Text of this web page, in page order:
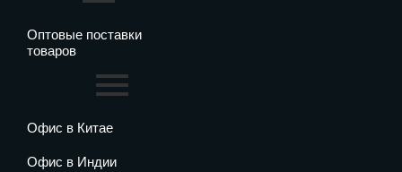
Оптовые поставки
товаров
Офис в Китае
Офис в Индии